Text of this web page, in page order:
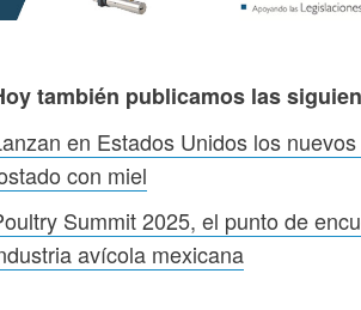
también publicamos las
en Estados Unidos los
con miel
Summit 2025, el punto de
avícola mexicana